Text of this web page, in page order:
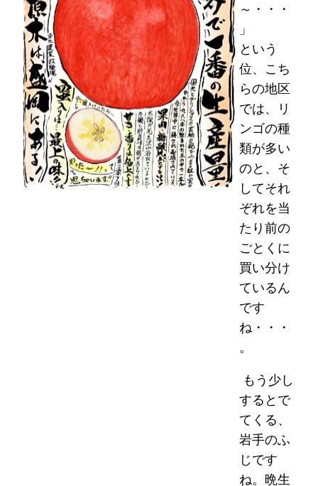
～・・・
」
という
位、こち
らの地区
では、リ
ンゴの種
類が多い
のと、そ
してそれ
ぞれを当
たり前の
ごとくに
買い分け
ているん
です
ね・・・
。
もう少し
するとで
てくる、
岩手のふ
じです
ね。晩生